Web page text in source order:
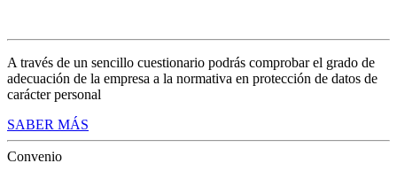
A través de un sencillo cuestionario podrás comprobar el grado de
adecuación de la empresa a la normativa en protección de datos de
carácter personal
SABER MÁS
Convenio